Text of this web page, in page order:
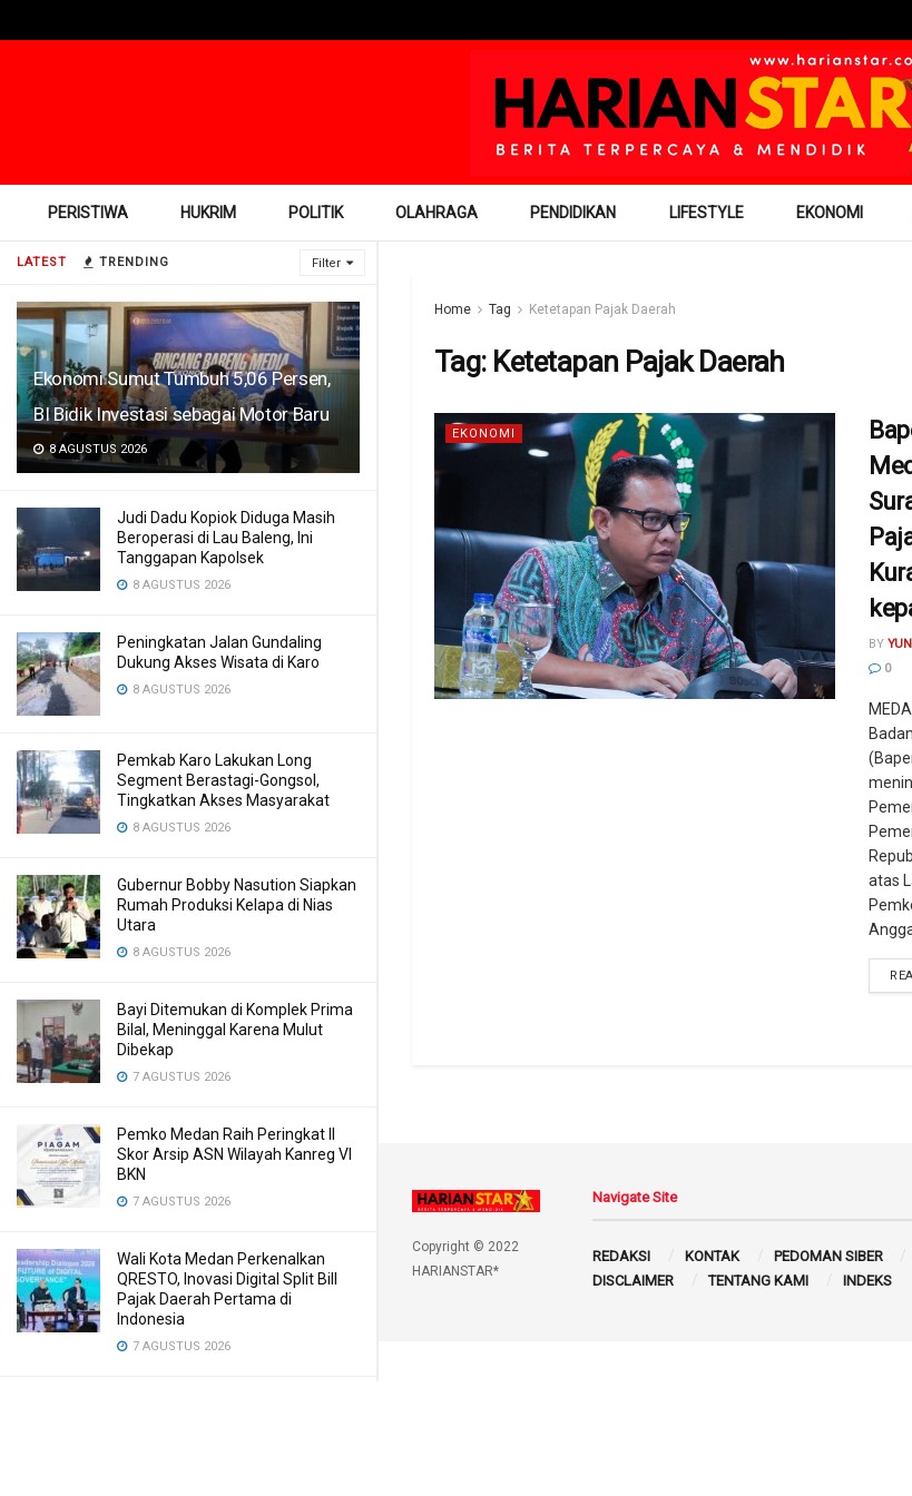
LATEST TRENDING Filter
Ekonomi Sumut Tumbuh 5,06 Persen,
BI Bidik Investasi sebagai Motor Baru
8 AGUSTUS 2026
Judi Dadu Kopiok Diduga Masih
Beroperasi di Lau Baleng, Ini
Tanggapan Kapolsek
8 AGUSTUS 2026
Peningkatan Jalan Gundaling
Dukung Akses Wisata di Karo
8 AGUSTUS 2026
Pemkab Karo Lakukan Long
Segment Berastagi-Gongsol,
Tingkatkan Akses Masyarakat
8 AGUSTUS 2026
Gubernur Bobby Nasution Siapkan
Rumah Produksi Kelapa di Nias
Utara
8 AGUSTUS 2026
Bayi Ditemukan di Komplek Prima
Bilal, Meninggal Karena Mulut
Dibekap
7 AGUSTUS 2026
Pemko Medan Raih Peringkat II
Skor Arsip ASN Wilayah Kanreg VI
BKN
7 AGUSTUS 2026
Wali Kota Medan Perkenalkan
QRESTO, Inovasi Digital Split Bill
Pajak Daerah Pertama di
Indonesia
7 AGUSTUS 2026
PERISTIWA HUKRIM POLITIK OLAHRAGA PENDIDIKAN LIFESTYLE EKONOMI
Home Tag Ketetapan Pajak Daerah
Tag: Ketetapan Pajak Daerah
EKONOMI
BY
0
atas
Copyright © 2022
HARIANSTAR*
Navigate Site
REDAKSI KONTAK PEDOMAN SIBER
DISCLAIMER
TENTANG KAMI INDEKS